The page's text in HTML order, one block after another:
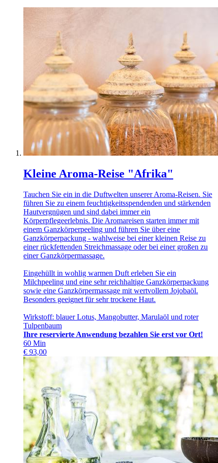
Kleine Aroma-Reise "Afrika"
Tauchen Sie ein in die Duftwelten unserer Aroma-Reisen. Sie
führen Sie zu einem feuchtigkeitsspendenden und stärkenden
Hautvergnügen und sind dabei immer ein
Körperpflegeerlebnis. Die Aromareisen starten immer mit
einem Ganzkörperpeeling und führen Sie über eine
Ganzkörperpackung - wahlweise bei einer kleinen Reise zu
einer rückfettenden Streichmassage oder bei einer großen zu
einer Ganzkörpermassage.
Eingehüllt in wohlig warmen Duft erleben Sie ein
Milchpeeling und eine sehr reichhaltige Ganzkörperpackung
sowie eine Ganzkörpermassage mit wertvollem Jojobaöl.
Besonders geeignet für sehr trockene Haut.
Wirkstoff: blauer Lotus, Mangobutter, Marulaöl und roter
Tulpenbaum
Ihre reservierte Anwendung bezahlen Sie erst vor Ort!
60 Min
€ 93,00